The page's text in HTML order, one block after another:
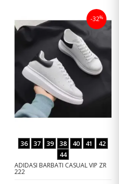
-32%
36 37 39 38 40 41
42
44
ADIDASI BARBATI CASUAL VIP ZR
222